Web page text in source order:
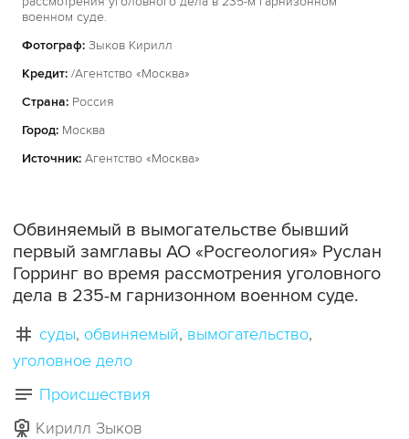
военном суде.
Фотограф: Зыков Кирилл
Кредит: /Агентство «Москва»
Страна: Россия
Город: Москва
Источник: Агентство «Москва»
Обвиняемый в вымогательстве бывший
первый замглавы АО «Росгеология» Руслан
Горринг во время рассмотрения уголовного
дела в 235-м гарнизонном военном суде.
суды обвиняемый вымогательство
уголовное дело
Происшествия
Кирилл Зыков